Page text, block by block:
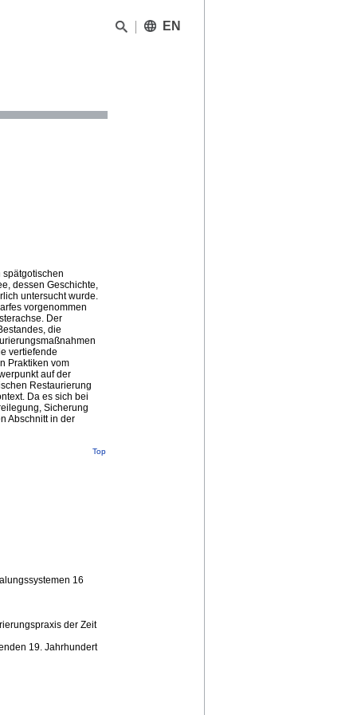
EN
dessen Geschichte,
untersucht wurde.
vorgenommen
Der
die
vertiefende
Praktiken vom
auf der
Restaurierung
Da es sich bei
Sicherung
Abschnitt in der
Top
16
der Zeit
19. Jahrhundert